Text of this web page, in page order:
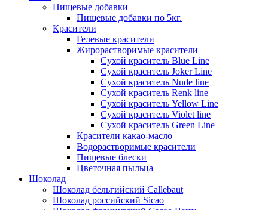
Пищевые добавки
Пищевые добавки по 5кг.
Красители
Гелевые красители
Жирорастворимые красители
Сухой краситель Blue Line
Сухой краситель Joker Line
Сухой краситель Nude line
Сухой краситель Renk line
Сухой краситель Yellow Line
Сухой краситель Violet line
Сухой краситель Green Line
Красители какао-масло
Водорастворимые красители
Пищевые блески
Цветочная пыльца
Шоколад
Шоколад бельгийский Callebaut
Шоколад российский Sicao